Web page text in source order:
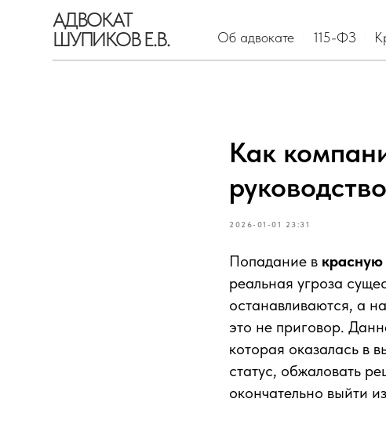
АДВОКАТ
ШУПИКОВ Е.В. Об адвокате Красная
115-ФЗ
Как
2026-01-01 23:31
Попадание в
реальная угроза
останавливаются, а
это не приговор.
которая оказалась в
статус, обжаловать
окончательно выйти